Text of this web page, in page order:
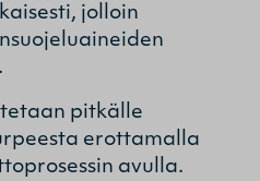
jolloin
pitkälle
erottamalla
avulla.